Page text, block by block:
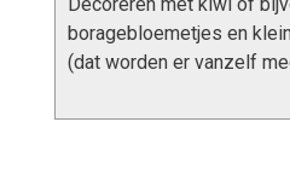
boragebloemetjes en
(dat worden er vanzelf